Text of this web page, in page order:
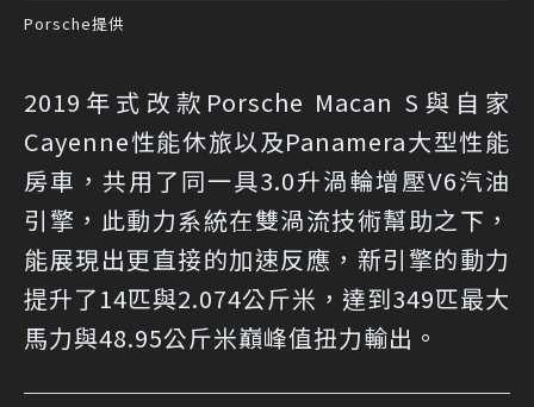
Porsche提供
2019年式改款Porsche Macan S與自家
Cayenne性能休旅以及Panamera大型性能
房車，共用了同一具3.0升渦輪增壓V6汽油
引擎，此動力系統在雙渦流技術幫助之下，
能展現出更直接的加速反應，新引擎的動力
提升了14匹與2.074公斤米，達到349匹最大
馬力與48.95公斤米巔峰值扭力輸出。